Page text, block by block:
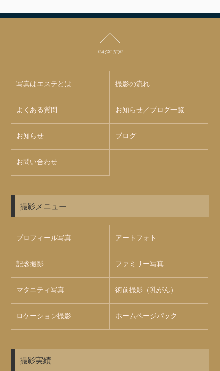
PAGE TOP
写真はエステとは 撮影の流れ
よくある質問 お知らせ／ブログ一覧
お知らせ ブログ
お問い合わせ
撮影メニュー
プロフィール写真 アートフォト
記念撮影 ファミリー写真
マタニティ写真 術前撮影（乳がん）
ロケーション撮影 ホームページパック
撮影実績